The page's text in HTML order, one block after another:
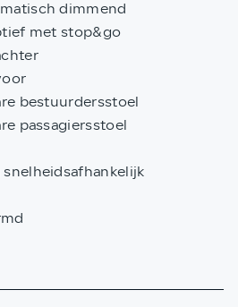
dimmend
met stop&go
bestuurdersstoel
passagiersstoel